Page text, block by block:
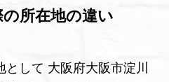
所在地の違い
して 大阪府大阪市淀川